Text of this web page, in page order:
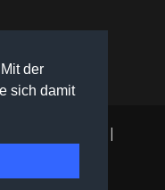
der
sich damit
|